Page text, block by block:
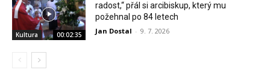
Kultura 00:02:35
radost,“ přál si arcibiskup, který mu
požehnal po 84 letech
Jan Dostal - 9. 7. 2026